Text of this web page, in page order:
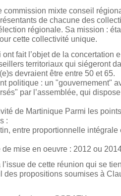
commission mixte conseil
de chacune des
régionale. Sa mission :
cette collectivité unique.
fait l’objet de la concertation
territoriaux qui siégeront
devraient être entre 50 et 65.
politique : un "gouvernement"
par l’assemblée, qui
de Martinique Parmi les
:
entre proportionnelle
mise en oeuvre : 2012 ou
de cette réunion qui se
des propositions soumises à